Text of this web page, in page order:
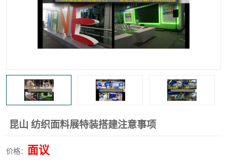
昆山 纺织面料展特装搭建注意事项
价格： 面议